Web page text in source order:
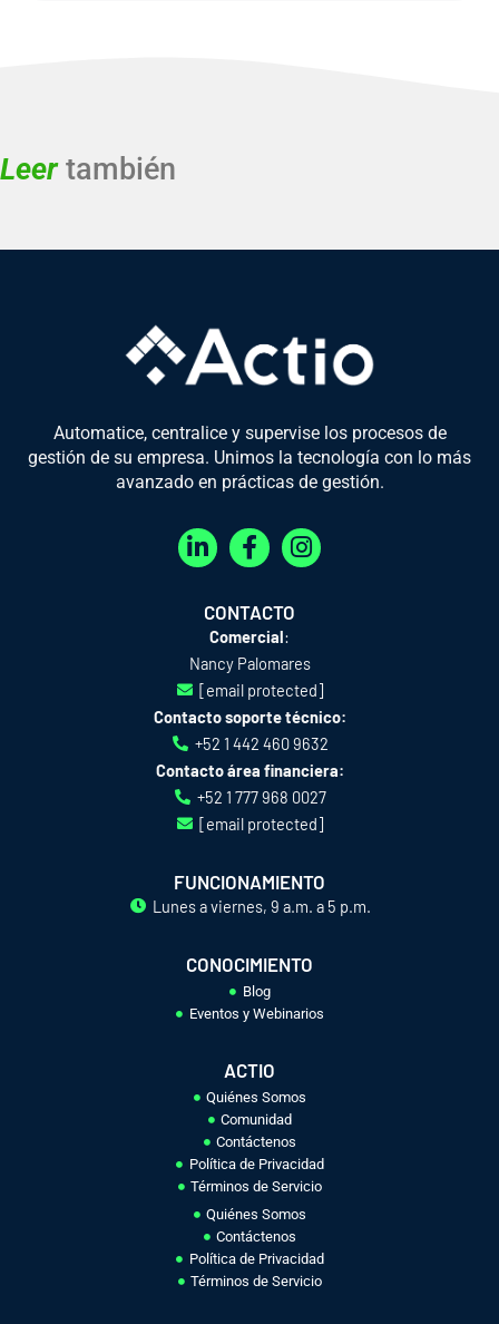
Leertambién
Automatice, centralice y supervise los procesos de
gestión de su empresa. Unimos la tecnología con lo más
avanzado en prácticas de gestión.
L
i
k
e
d
i
n
-
n
F
a
e
b
o
o
k
-
f
I
n
g
r
a
m
CONTACTO
Comercial:
Nancy Palomares
[email protected]
Contacto soporte técnico:
+52 1 442 460 9632
Contacto área financiera:
+52 1 777 968 0027
[email protected]
FUNCIONAMIENTO
Lunes a viernes, 9 a.m. a 5 p.m.
CONOCIMIENTO
Blog
Eventos y Webinarios
ACTIO
Quiénes Somos
Comunidad
Contáctenos
Política de Privacidad
Términos de Servicio
Quiénes Somos
Contáctenos
Política de Privacidad
Términos de Servicio